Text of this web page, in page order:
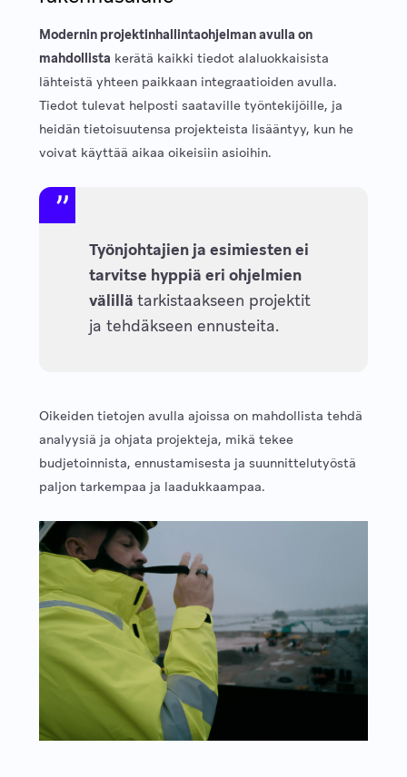
Modernin projektinhallintaohjelman avulla on
mahdollista kerätä kaikki tiedot alaluokkaisista
lähteistä yhteen paikkaan integraatioiden avulla.
Tiedot tulevat helposti saataville työntekijöille, ja
heidän tietoisuutensa projekteista lisääntyy, kun he
voivat käyttää aikaa oikeisiin asioihin.
Työnjohtajien ja esimiesten ei
tarvitse hyppiä eri ohjelmien
välillä tarkistaakseen projektit
ja tehdäkseen ennusteita.
Oikeiden tietojen avulla ajoissa on mahdollista tehdä
analyysiä ja ohjata projekteja, mikä tekee
budjetoinnista, ennustamisesta ja suunnittelutyöstä
paljon tarkempaa ja laadukkaampaa.